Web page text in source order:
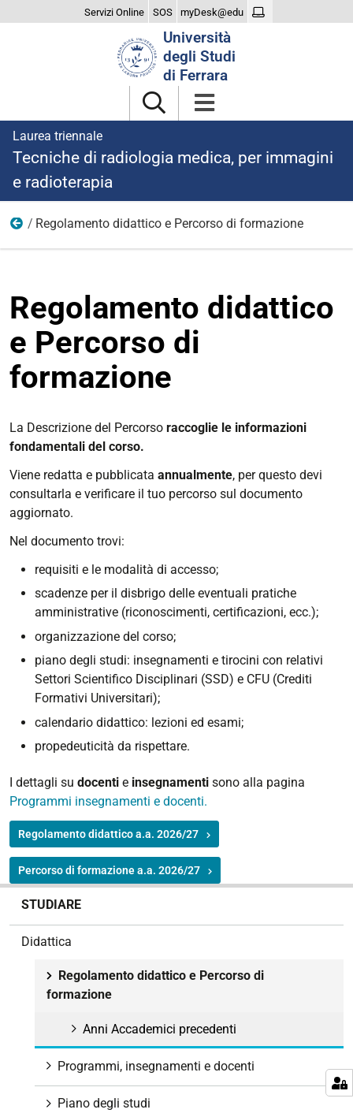
Servizi Online SOS myDesk@edu
Università
degli Studi
di Ferrara
Laurea triennale
Tecniche di radiologia medica, per immagini
e radioterapia
Didattica
Regolamento didattico e Percorso di formazione
Regolamento didattico
e Percorso di
formazione
La Descrizione del Percorso raccoglie le informazioni
fondamentali del corso.
Viene redatta e pubblicata annualmente, per questo devi
consultarla e verificare il tuo percorso sul documento
aggiornato.
Nel documento trovi:
requisiti e le modalità di accesso;
scadenze per il disbrigo delle eventuali pratiche
amministrative (riconoscimenti, certificazioni, ecc.);
organizzazione del corso;
piano degli studi: insegnamenti e tirocini con relativi
Settori Scientifico Disciplinari (SSD) e CFU (Crediti
Formativi Universitari);
calendario didattico: lezioni ed esami;
propedeuticità da rispettare.
I dettagli su docenti e insegnamenti sono alla pagina
Programmi insegnamenti e docenti.
Regolamento didattico a.a. 2026/27
Percorso di formazione a.a. 2026/27
STUDIARE
Didattica
Regolamento didattico e Percorso di
formazione
Anni Accademici precedenti
Programmi, insegnamenti e docenti
Piano degli studi